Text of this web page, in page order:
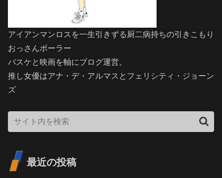
アイアンマンロスを一生引きずる厨二病持ちの引きこもり
おっさんボーラー
バスケと映画を軸にブログ運営。
推し女優はアナ・デ・アルマスとフェリシティ・ジョーン
ズ
最近の投稿